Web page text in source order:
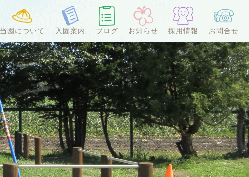
当園について 入園案内 ブログ お知らせ 採用情報 お問合せ